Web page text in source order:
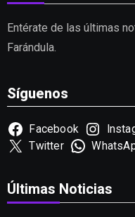
Entérate de las últimas
Farándula.
Síguenos
Facebook
Twitter
Últimas Noticias